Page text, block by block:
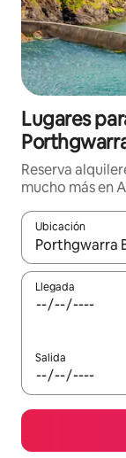
Lugares
Reserva
mucho más en
Ubicación
Cuando los
Llegada
Salida